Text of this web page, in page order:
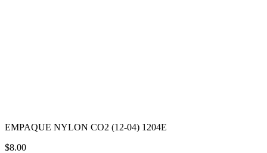
EMPAQUE NYLON CO2 (12-04) 1204E
$8.00